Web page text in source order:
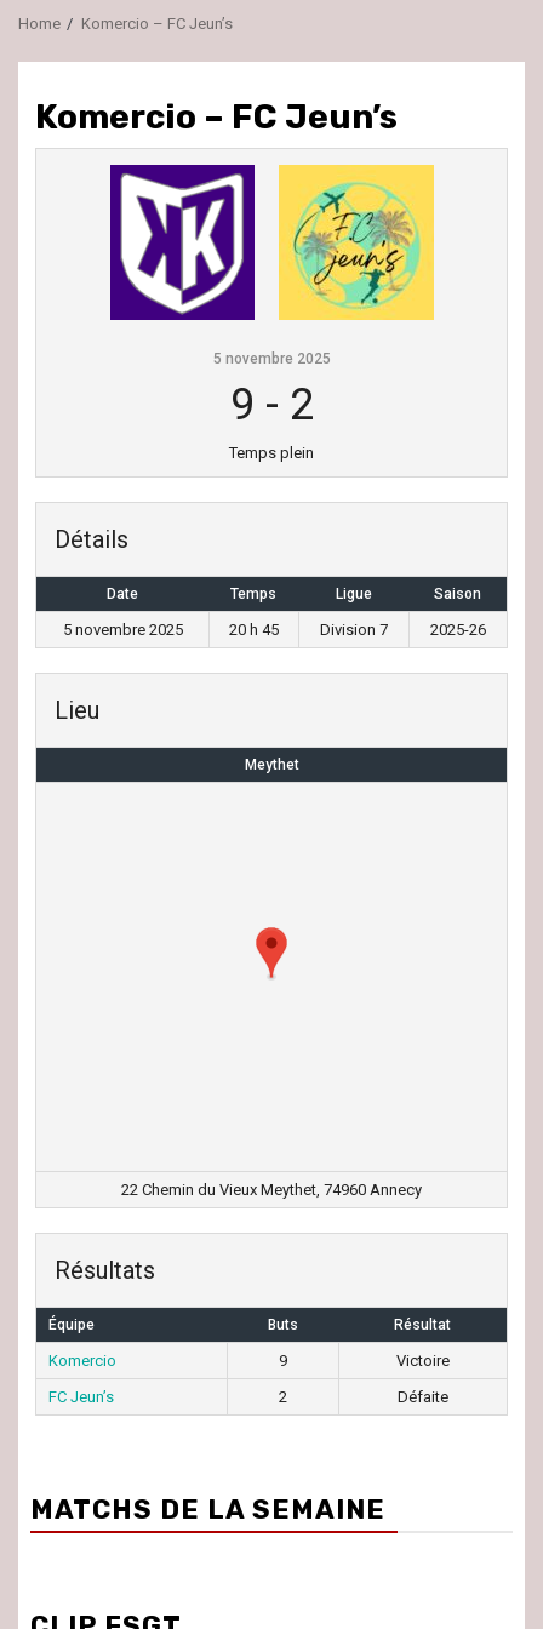
Home Komercio – FC Jeun’s
Komercio – FC Jeun’s
5 novembre 2025
9 - 2
Temps plein
Détails
Date Temps Ligue Saison
5 novembre 2025 20 h 45 Division 7 2025-26
Lieu
Meythet
22 Chemin du Vieux Meythet, 74960 Annecy
Résultats
Équipe Buts Résultat
Komercio 9
Victoire
FC Jeun’s
2 Défaite
MATCHS DE LA SEMAINE